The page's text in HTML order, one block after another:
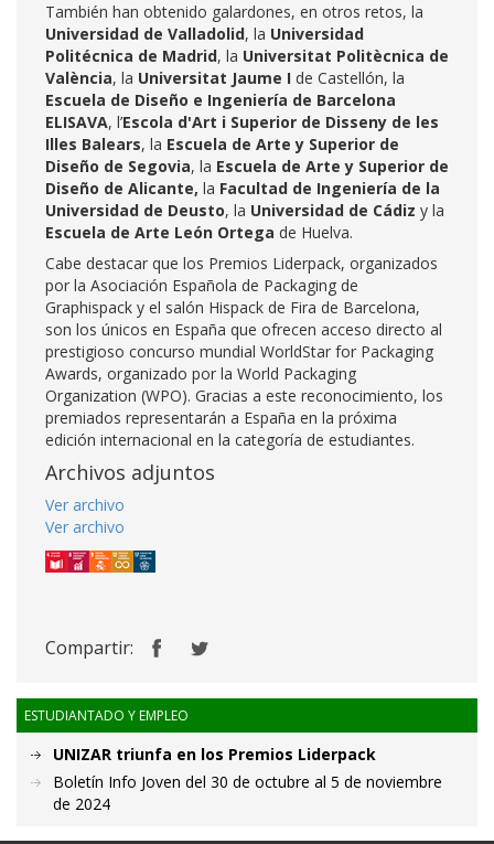
También han obtenido galardones, en otros retos, la
Universidad de Valladolid, la Universidad
Politécnica de Madrid, la Universitat Politècnica de
València, la Universitat Jaume I de Castellón, la
Escuela de Diseño e Ingeniería de Barcelona
ELISAVA, l’Escola d'Art i Superior de Disseny de les
Illes Balears, la Escuela de Arte y Superior de
Diseño de Segovia, la Escuela de Arte y Superior de
Diseño de Alicante, la Facultad de Ingeniería de la
Universidad de Deusto, la Universidad de Cádiz y la
Escuela de Arte León Ortega de Huelva.
Cabe destacar que los Premios Liderpack, organizados
por la Asociación Española de Packaging de
Graphispack y el salón Hispack de Fira de Barcelona,
son los únicos en España que ofrecen acceso directo al
prestigioso concurso mundial WorldStar for Packaging
Awards, organizado por la World Packaging
Organization (WPO). Gracias a este reconocimiento, los
premiados representarán a España en la próxima
edición internacional en la categoría de estudiantes.
Archivos adjuntos
Ver archivo
Ver archivo
Compartir:
ESTUDIANTADO Y EMPLEO
UNIZAR triunfa en los Premios Liderpack
Boletín Info Joven del 30 de octubre al 5 de noviembre
de 2024